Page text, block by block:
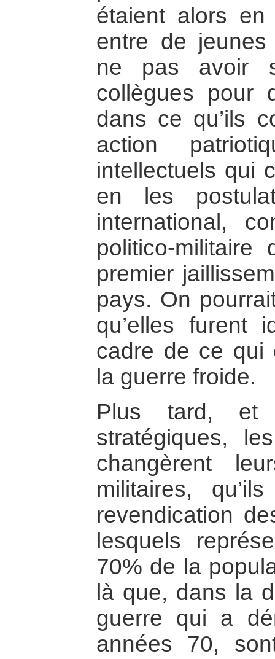
étaient alors en
entre de
ne pas avoir
collègues pour
dans ce qu’ils
action
intellectuels qui
en les
international,
politico-
premier
pays. On
qu’elles furent
cadre de ce qui
la guerre froide.
Plus tard, et
stratégiques,
changèrent
militaires,
revendication
lesquels
70% de la
là que, dans la
guerre qui a
années 70,